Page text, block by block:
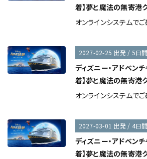
着】夢と魔法の無寄港
オンラインシステムで
2027-02-25 出発 / 5日間
ディズニー・アドベン
着】夢と魔法の無寄港
オンラインシステムで
2027-03-01 出発 / 4日間
ディズニー・アドベン
着】夢と魔法の無寄港